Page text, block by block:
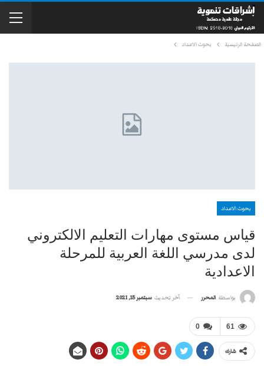
الصفحة الرئيسية بحوث الاعداد
بحوث الاعداد
قياس مستوى مهارات التعليم الالكتروني
لدى مدرسي اللغة العربية للمرحلة
الاعدادية
بواسطة المحرر آخر تحديث سبتمبر 15, 2021
0 61
شارك